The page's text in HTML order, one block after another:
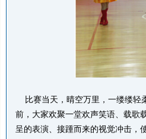
比赛当天，晴空万里，一缕缕
前， 大家欢聚一堂欢声笑语、载歌
呈的表演、接踵而来的视觉冲击，